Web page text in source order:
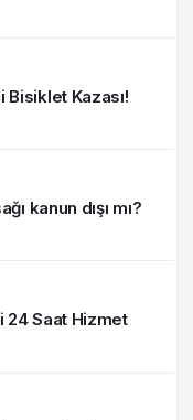
Bisiklet Kazası!
kanun dışı mı?
24 Saat Hizmet